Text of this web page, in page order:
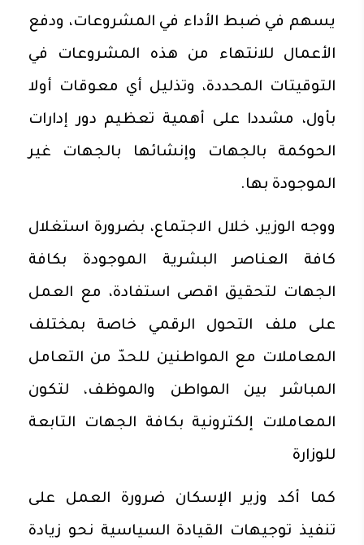
يسهم في ضبط الأداء في المشروعات، ودفع
الأعمال للانتهاء من هذه المشروعات في
التوقيتات المحددة، وتذليل أي معوقات أولا
بأول، مشددا على أهمية تعظيم دور إدارات
الحوكمة بالجهات وإنشائها بالجهات غير
الموجودة بها.
ووجه الوزير، خلال الاجتماع، بضرورة استغلال
كافة العناصر البشرية الموجودة بكافة
الجهات لتحقيق اقصى استفادة، مع العمل
على ملف التحول الرقمي خاصة بمختلف
المعاملات مع المواطنين للحدّ من التعامل
المباشر بين المواطن والموظف، لتكون
المعاملات إلكترونية بكافة الجهات التابعة
للوزارة
كما أكد وزير الإسكان ضرورة العمل على
تنفيذ توجيهات القيادة السياسية نحو زيادة